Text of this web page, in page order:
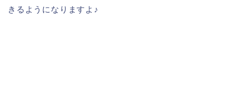
きるようになりますよ♪